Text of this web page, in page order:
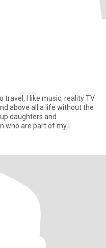
travel, I like music, reality TV
above all a life without the
daughters and
who are part of my l